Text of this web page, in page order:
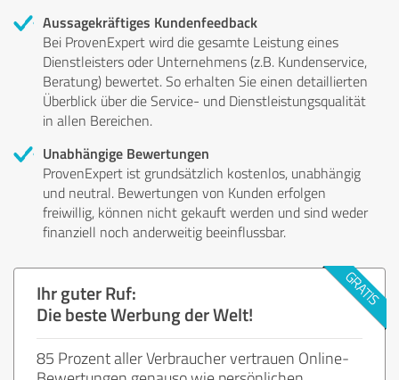
Aussagekräftiges Kundenfeedback
Bei ProvenExpert wird die gesamte Leistung eines
Dienstleisters oder Unternehmens (z.B. Kundenservice,
Beratung) bewertet. So erhalten Sie einen detaillierten
Überblick über die Service- und Dienstleistungsqualität
in allen Bereichen.
Unabhängige Bewertungen
ProvenExpert ist grundsätzlich kostenlos, unabhängig
und neutral. Bewertungen von Kunden erfolgen
freiwillig, können nicht gekauft werden und sind weder
finanziell noch anderweitig beeinflussbar.
Ihr guter Ruf:
Die beste Werbung der Welt!
85 Prozent aller Verbraucher vertrauen Online-